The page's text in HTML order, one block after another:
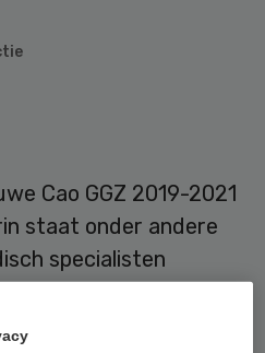
Cao GGZ 2019-2021
staat onder andere
specialisten